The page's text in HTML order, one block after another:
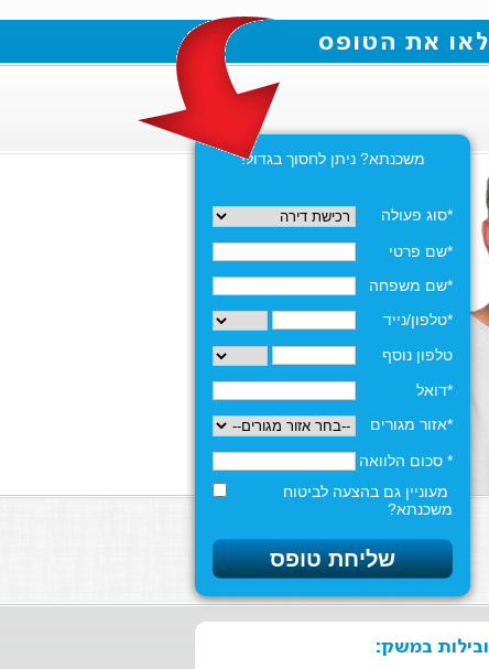
משכנתא? ניתן לחסוך בגדול!
*סוג פעולה
*שם פרטי
*שם משפחה
*טלפון/נייד
טלפון נוסף
*דואל
*אזור מגורים
* סכום הלוואה
מעוניין גם בהצעה לביטוח
משכנתא?
במשק: